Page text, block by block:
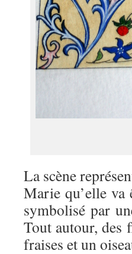
La scène
Marie qu’elle va
symbolisé par
Tout autour, des
fraises et un